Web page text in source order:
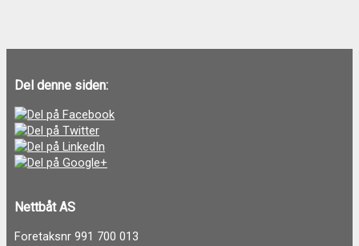
Del denne siden:
Nettbåt AS
Foretaksnr 991 700 013